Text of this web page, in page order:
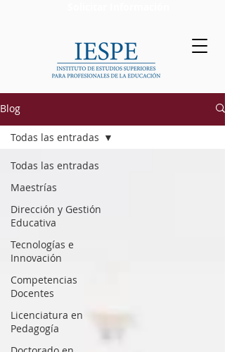
Blog
Todas las entradas
Maestrías
Dirección y Gestión
Educativa
Tecnologías e
Innovación
Competencias
Docentes
Licenciatura en
Pedagogía
Todas las entradas